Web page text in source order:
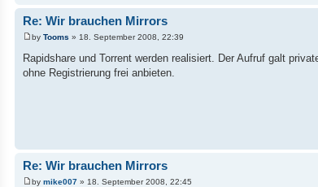
Re: Wir brauchen Mirrors
by Tooms » 18. September 2008, 22:39
Rapidshare und Torrent werden realisiert. Der Aufruf galt
ohne Registrierung frei anbieten.
Re: Wir brauchen Mirrors
by mike007 » 18. September 2008, 22:45